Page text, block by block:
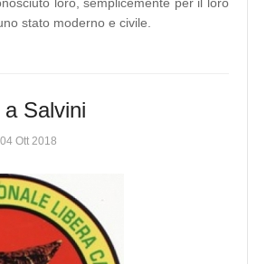
stato moderno e civile.
Salvini
04 Ott 2018